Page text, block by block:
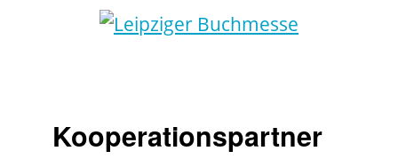
Kooperationspartner